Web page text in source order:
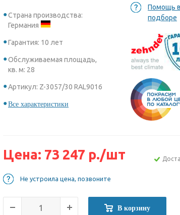
Страна производства:
Германия
Гарантия: 10 лет
Обслуживаемая площадь,
кв. м: 28
Артикул: Z-3057/30 RAL9016
Все характеристики
Помощь в
подборе
Цена: 73 247 р./шт
Не устроила цена, позвоните
В корзину